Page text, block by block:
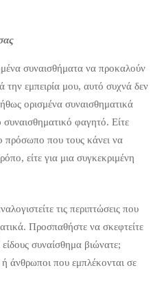
συναισθήματα να προκαλούν
την εμπειρία μου, αυτό συχνά δεν
ορισμένα συναισθηματικά
φαγητό. Είτε
πρόσωπο που τους κάνει να
είτε για μια συγκεκριμένη
τις περιπτώσεις που
Προσπαθήστε να σκεφτείτε
συναίσθημα βιώνατε;
άνθρωποι που εμπλέκονται σε